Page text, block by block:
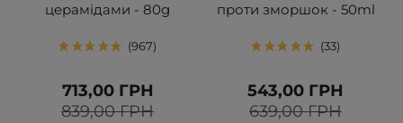
церамідами - 80g
967
839,00 ГРН
713,00 ГРН
проти зморшок - 50ml
33
639,00 ГРН
543,00 ГРН